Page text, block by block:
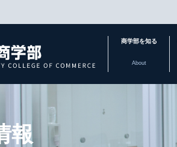
商学部を知る
About
報